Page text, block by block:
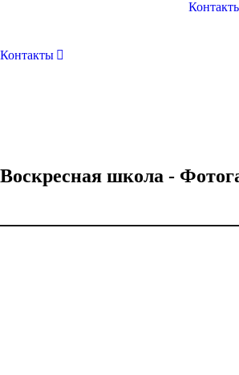
Контакты
Воскресная школа -